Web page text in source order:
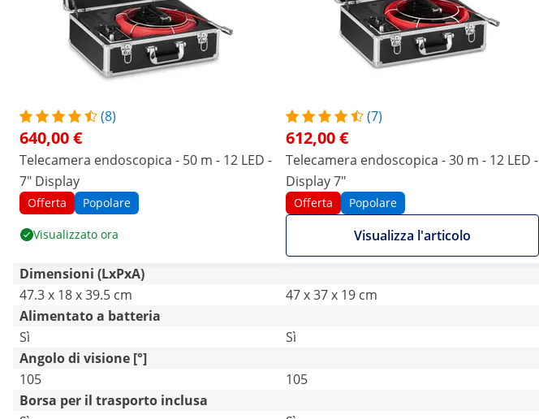
(8)
640,00 €
Telecamera endoscopica - 50 m - 12 LED -
7" Display
Offerta Popolare
Visualizzato ora
(7)
612,00 €
Telecamera endoscopica - 30 m - 12 LED -
Display 7"
Offerta Popolare
Visualizza l'articolo
Dimensioni (LxPxA)
47.3 x 18 x 39.5 cm
47 x 37 x 19 cm
Alimentato a batteria
Sì
Sì
Angolo di visione [°]
105
105
Borsa per il trasporto inclusa